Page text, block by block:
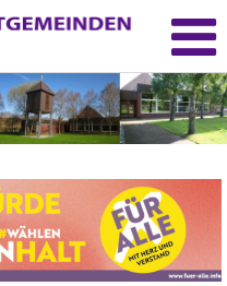
Emmauskirche